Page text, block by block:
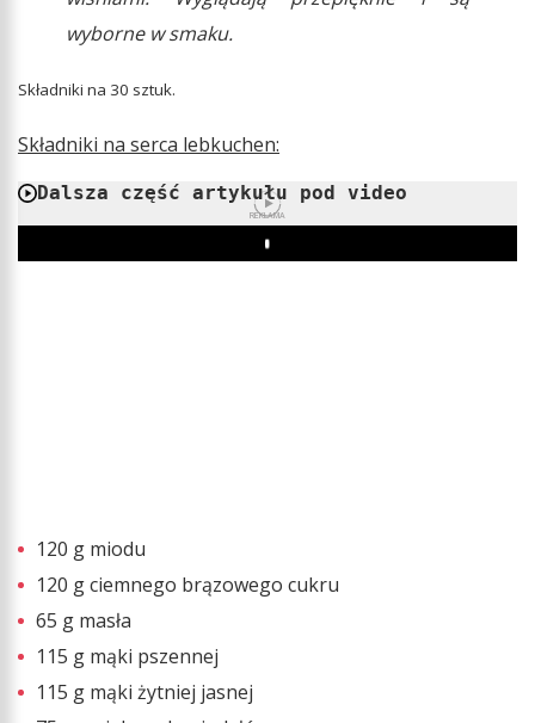
wyborne w smaku.
Składniki na 30 sztuk.
Składniki na serca lebkuchen:
Dalsza część artykułu pod video
REKLAMA
Play
120 g miodu
120 g ciemnego brązowego cukru
65 g masła
115 g mąki pszennej
115 g mąki żytniej jasnej